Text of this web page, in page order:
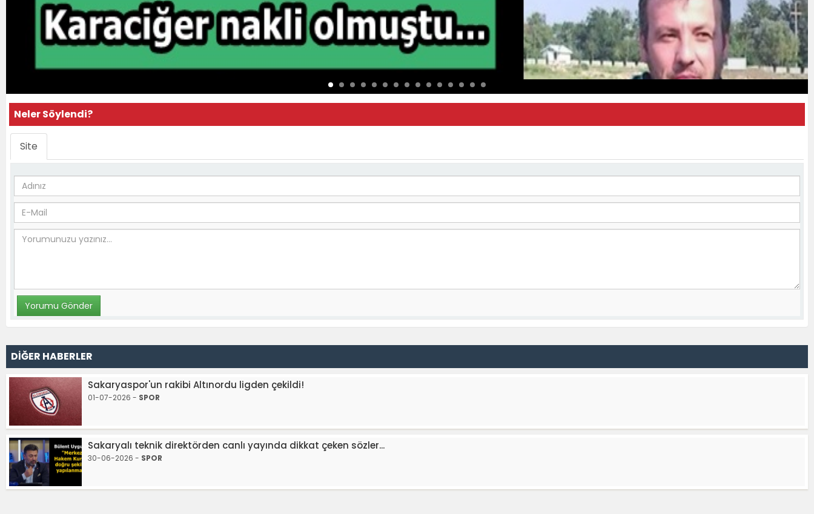
Neler Söylendi?
Site
DİĞER HABERLER
Sakaryaspor'un rakibi Altınordu ligden çekildi!
01-07-2026 - SPOR
Sakaryalı teknik direktörden canlı yayında dikkat çeken sözler...
30-06-2026 - SPOR